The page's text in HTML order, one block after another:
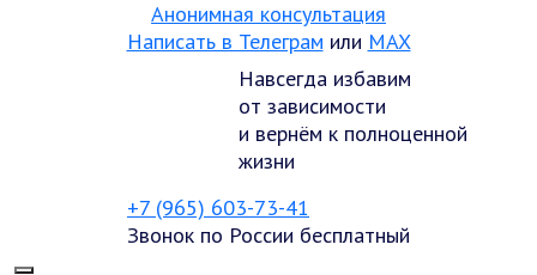
Анонимная консультация
Написать в Телеграм или MAX
Навсегда избавим
от зависимости
и вернём к полноценной
жизни
+7 (965) 603-73-41
Звонок по России бесплатный